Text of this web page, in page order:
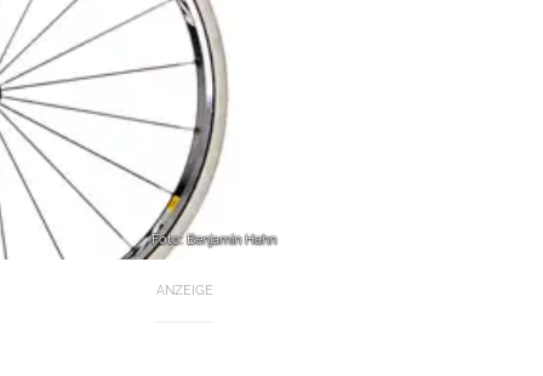
Foto: Benjamin Hahn
ANZEIGE